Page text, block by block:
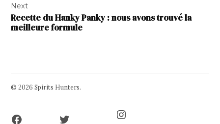
Next
Recette du Hanky Panky : nous avons trouvé la
meilleure formule
© 2026 Spirits Hunters.